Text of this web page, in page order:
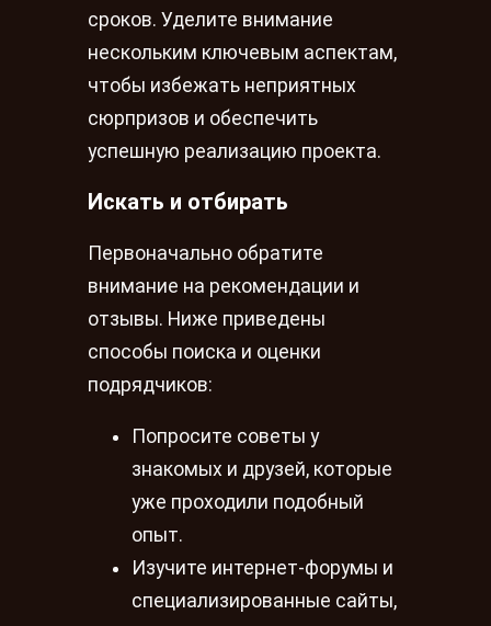
сроков. Уделите внимание
нескольким ключевым аспектам,
чтобы избежать неприятных
сюрпризов и обеспечить
успешную реализацию проекта.
Искать и отбирать
Первоначально обратите
внимание на рекомендации и
отзывы. Ниже приведены
способы поиска и оценки
подрядчиков:
Попросите советы у
знакомых и друзей, которые
уже проходили подобный
опыт.
Изучите интернет-форумы и
специализированные сайты,